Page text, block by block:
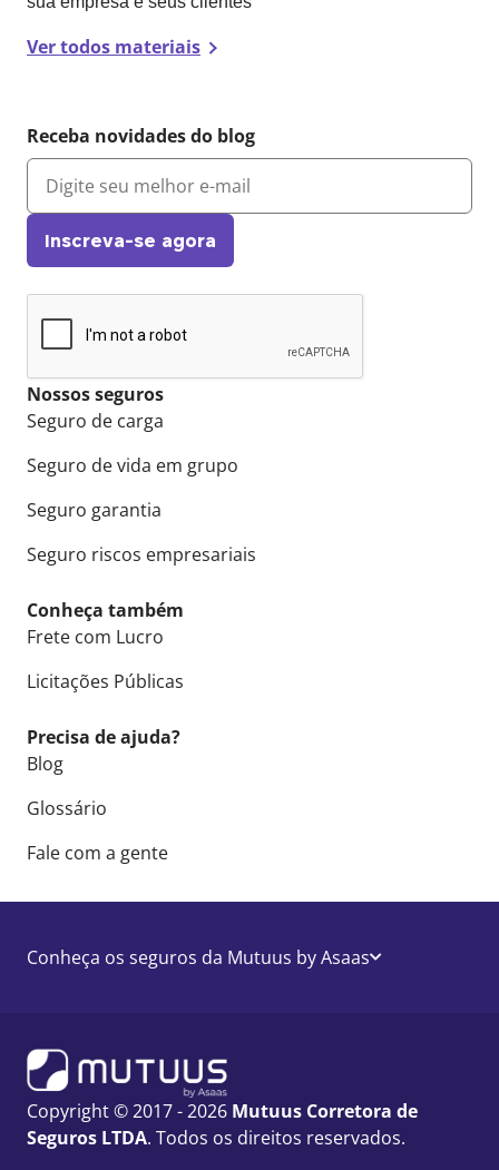
Nossos seguros
Seguro de carga
Seguro de vida em grupo
Seguro garantia
Seguro riscos empresariais
Conheça também
Frete com Lucro
Licitações Públicas
Precisa de ajuda?
Blog
Glossário
Fale com a gente
Ver todos materiais
Receba novidades do blog
Inscreva-se agora
Conheça os seguros da Mutuus by Asaas
Copyright © 2017 - 2026 Mutuus Corretora de
Seguros LTDA. Todos os direitos reservados.